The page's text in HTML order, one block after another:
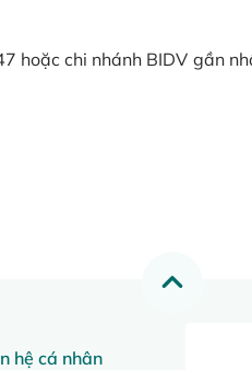
hoặc chi nhánh BIDV gần
hệ cá nhân